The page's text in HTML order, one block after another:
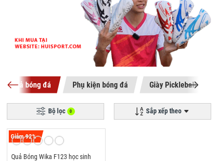
Quả bóng đá Phụ kiện bóng đá Giày Pickleball
Bộ lọc 0 Sắp xếp theo
Giảm 92%
Quả Bóng Wika F123 học sinh